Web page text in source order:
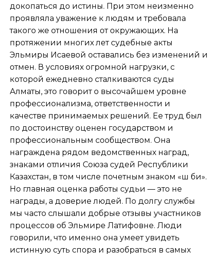
докопаться до истины. При этом неизменно
проявляла уважение к людям и требовала
такого же отношения от окружающих. На
протяжении многих лет судебные акты
Эльмиры Исаевой оставались без изменений и
отмен. В условиях огромной нагрузки, с
которой ежедневно сталкиваются суды
Алматы, это говорит о высочайшем уровне
профессионализма, ответственности и
качестве принимаемых решений. Ее труд был
по достоинству оценен государством и
профессиональным сообществом. Она
награждена рядом ведомственных наград,
знаками отличия Союза судей Республики
Казахстан, в том числе почетным знаком «Үш би».
Но главная оценка работы судьи — это не
награды, а доверие людей. По долгу службы
мы часто слышали добрые отзывы участников
процессов об Эльмире Латифовне. Люди
говорили, что именно она умеет увидеть
истинную суть спора и разобраться в самых